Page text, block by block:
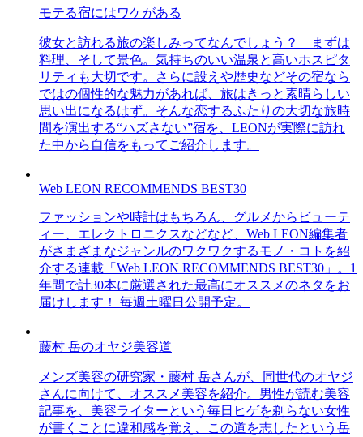
モテる宿にはワケがある
彼女と訪れる旅の楽しみってなんでしょう？ まずは
料理、そして景色。気持ちのいい温泉と高いホスピタ
リティも大切です。さらに設えや歴史などその宿なら
ではの個性的な魅力があれば、旅はきっと素晴らしい
思い出になるはず。そんな恋するふたりの大切な旅時
間を演出する“ハズさない”宿を、LEONが実際に訪れ
た中から自信をもってご紹介します。
Web LEON RECOMMENDS BEST30
ファッションや時計はもちろん、グルメからビューテ
ィー、エレクトロニクスなどなど、Web LEON編集者
がさまざまなジャンルのワクワクするモノ・コトを紹
介する連載「Web LEON RECOMMENDS BEST30」。1
年間で計30本に厳選された最高にオススメのネタをお
届けします！ 毎週土曜日公開予定。
藤村 岳のオヤジ美容道
メンズ美容の研究家・藤村 岳さんが、同世代のオヤジ
さんに向けて、オススメ美容を紹介。男性が読む美容
記事を、美容ライターという毎日ヒゲを剃らない女性
が書くことに違和感を覚え、この道を志したという岳